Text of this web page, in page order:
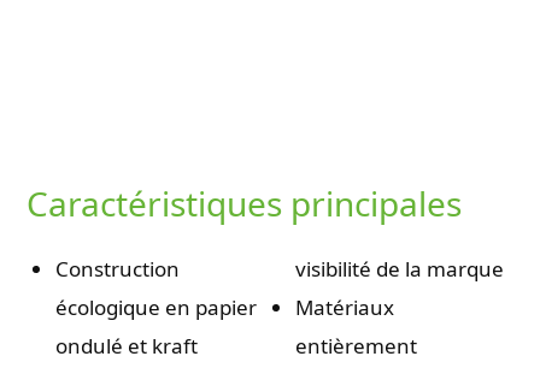
Caractéristiques principales
Construction
écologique en papier
ondulé et kraft
visibilité de la marque
Matériaux
entièrement